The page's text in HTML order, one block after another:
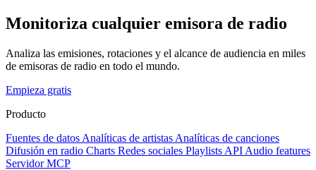
Monitoriza cualquier emisora de radio
Analiza las emisiones, rotaciones y el alcance de audiencia en miles
de emisoras de radio en todo el mundo.
Empieza gratis
Producto
Fuentes de datos Analíticas de artistas Analíticas de canciones
Difusión en radio Charts Redes sociales Playlists API Audio features
Servidor MCP